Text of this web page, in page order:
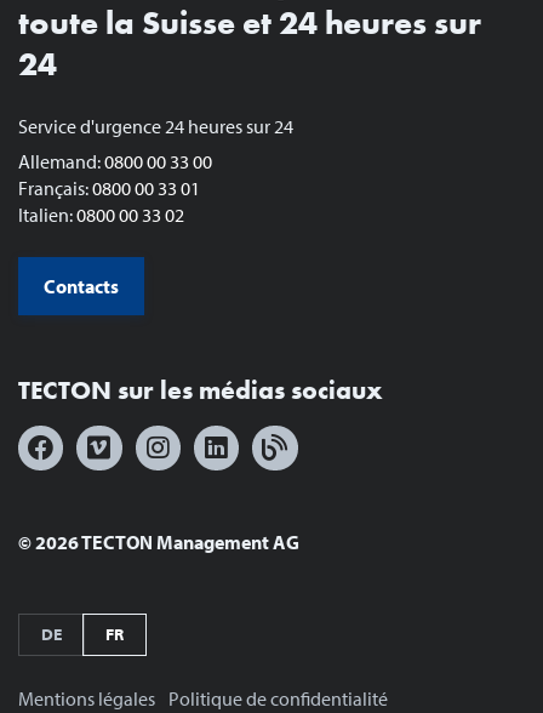
toute la Suisse et 24 heures sur
24
Service d'urgence 24 heures sur 24
Allemand:0800 00 33 00
Français:0800 00 33 01
Italien:0800 00 33 02
Contacts
TECTON sur les médias sociaux
© 2026 TECTON Management AG
DE FR
Mentions légales Politique de confidentialité